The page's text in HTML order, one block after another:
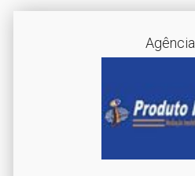
Agência